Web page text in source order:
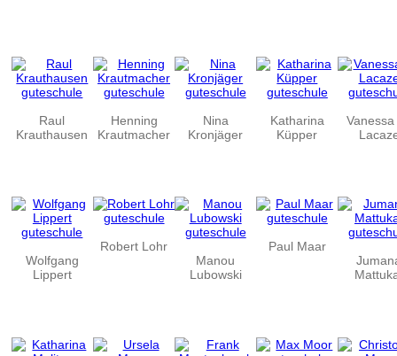
Raul
Krauthausen
Henning
Krautmacher
Nina
Kronjäger
Katharina
Küpper
Vanessa
Wolfgang
Lippert
Robert Lohr
Manou
Lubowski
Paul Maar